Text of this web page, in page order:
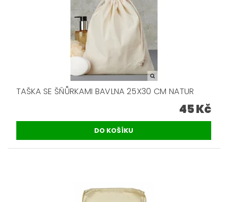
TAŠKA SE ŠŇŮRKAMI BAVLNA 25X30 CM NATUR
45 Kč